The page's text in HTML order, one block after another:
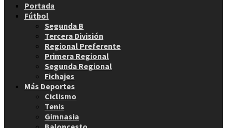
Portada
Fútbol
Segunda B
Tercera División
Regional Preferente
Primera Regional
Segunda Regional
Fichajes
Más Deportes
Ciclismo
Tenis
Gimnasia